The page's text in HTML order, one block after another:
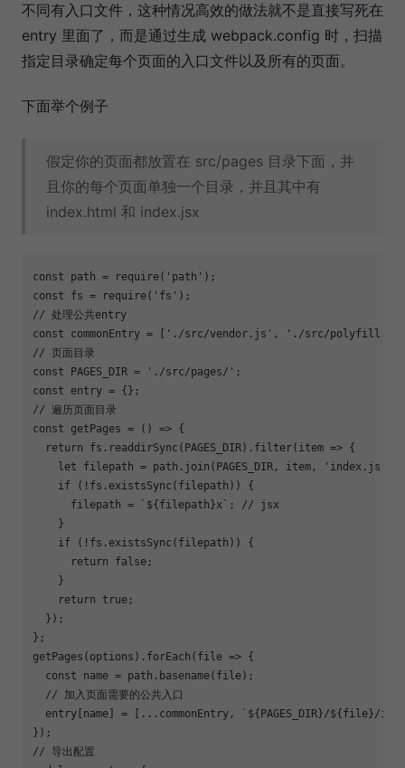
不同有入口文件，这种情况高效的做法就不是直接写死在
entry 里面了，而是通过生成 webpack.config 时，扫描
指定目录确定每个页面的入口文件以及所有的页面。
下面举个例子
假定你的页面都放置在 src/pages 目录下面，并
且你的每个页面单独一个目录，并且其中有
index.html 和 index.jsx
const path = require( 'path'
const fs = require( 'fs'
// 处理公共entry
const commonEntry = [ './src/vendor.js' ,
'./src/polyfill.js'
// 页面目录
const PAGES_DIR = './src/pages/'
const
// 遍历页面目录
const getPages = () => {
return fs.readdirSync(PAGES_DIR).filter( item => {
let filepath = path.join(PAGES_DIR, item, 'index.js'
if (!fs.existsSync(filepath)) {
      filepath =
` ${filepath}x` ; // jsx
    }
if (!fs.existsSync(filepath)) {
return
false ;
    }
return
true ;
  });
};
getPages(options).forEach( file => {
const name = path.basename(file);
// 加入页面需要的公共入口
  entry[name] = [...commonEntry,
` ${PAGES_DIR}/${file}/
// 导出配置